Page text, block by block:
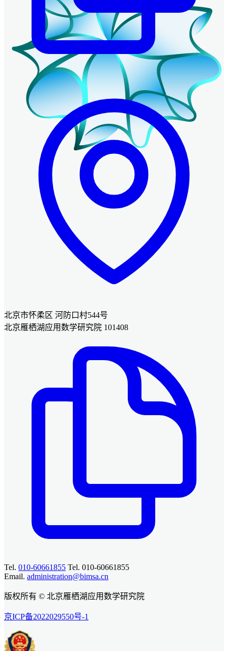
北京市怀柔区 河防口村544号
北京雁栖湖应用数学研究院 101408
Tel. 010-60661855 Tel. 010-60661855
Email. administration@bimsa.cn
版权所有 © 北京雁栖湖应用数学研究院
京ICP备2022029550号-1